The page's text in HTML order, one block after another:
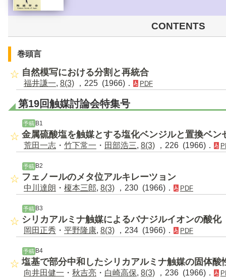
CONTENTS
巻頭言
自然模写における分割と再統合
福井謙一, 8(3) ，225 (1966)． PDF
第19回触媒討論会特集号
予稿 B1
金属硫酸塩を触媒とする塩化ベンジルと置換ベン
荒田一志 ・ 竹下常一 ・ 田部浩三, 8(3) ，226 (1966)．
予稿B2
フェノールのメタ位アルキレーツョン
中川達朗 ・ 榎本三郎, 8(3) ，230 (1966)． PDF
予稿 B3
シリカアルミナ触媒によるバナジルイオンの酸化
岡田正秀 ・ 平野隆康, 8(3) ，234 (1966)． PDF
予稿 B4
塩基で部分中和したシリカアルミナ触媒の固体酸
向井田健一 ・ 秋吉亮 ・ 白崎高保, 8(3) ，236 (1966)．